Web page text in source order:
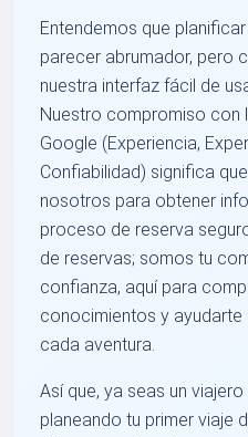
Entendemos que
parecer abrumador, pero
nuestra interfaz fácil de
Nuestro compromiso con
Google (Experiencia,
Confiabilidad) significa
nosotros para obtener
proceso de reserva
de reservas; somos tu
confianza, aquí para
conocimientos y
cada aventura.
Así que, ya seas un
planeando tu primer viaje